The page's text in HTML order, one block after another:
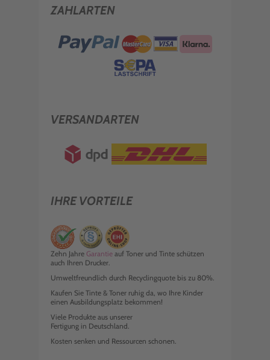
ZAHLARTEN
VERSANDARTEN
IHRE VORTEILE
Zehn Jahre Garantie auf Toner und Tinte schützen
auch Ihren Drucker.
Umweltfreundlich durch Recyclingquote bis zu 80%.
Kaufen Sie Tinte & Toner ruhig da, wo Ihre Kinder
einen Ausbildungsplatz bekommen!
Viele Produkte aus unserer
Fertigung in Deutschland.
Kosten senken und Ressourcen schonen.